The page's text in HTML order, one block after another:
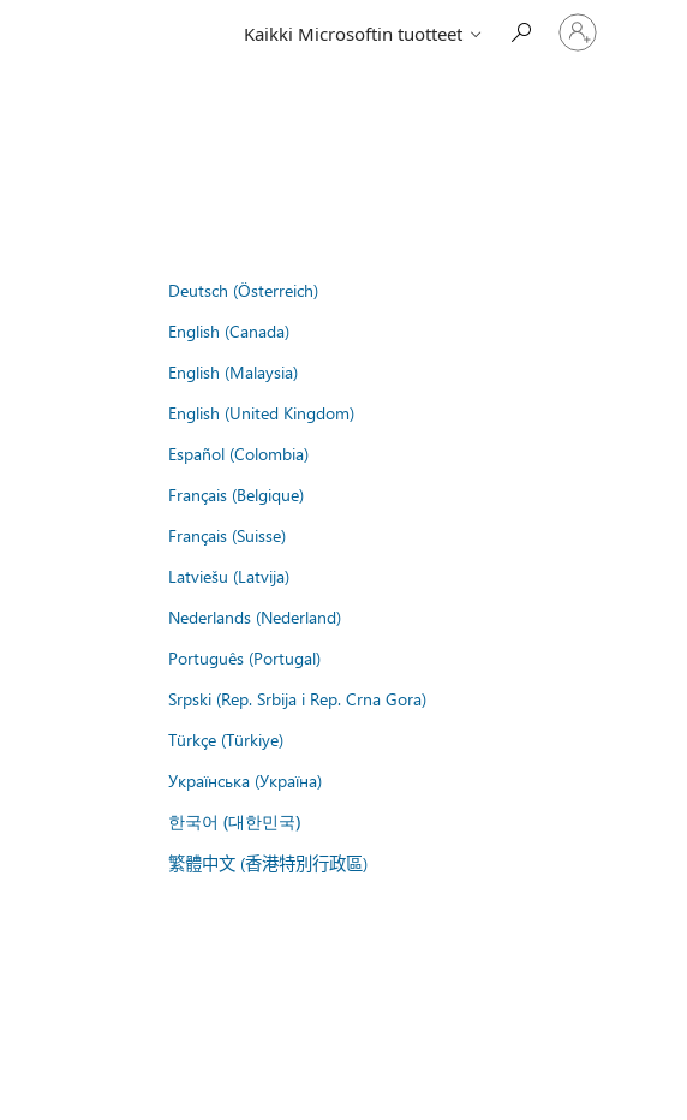
Kaikki Microsoftin tuotteet
Kirjaudu
sisään
tilille
Deutsch (Österreich)
English (Canada)
English (Malaysia)
English (United Kingdom)
Español (Colombia)
Français (Belgique)
Français (Suisse)
Latviešu (Latvija)
Nederlands (Nederland)
Português (Portugal)
Srpski (Rep. Srbija i Rep. Crna Gora)
Türkçe (Türkiye)
Українська (Україна)
한국어 (대한민국)
繁體中文 (香港特別行政區)